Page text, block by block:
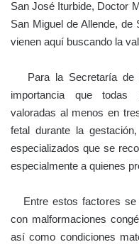
San José Iturbide, Doctor
San Miguel de Allende,
vienen aquí buscando la
Para la Secretaría de
importancia que todas
valoradas al menos en
fetal durante la
especializados que se
especialmente a quienes
Entre estos factores se
con malformaciones
así como condiciones